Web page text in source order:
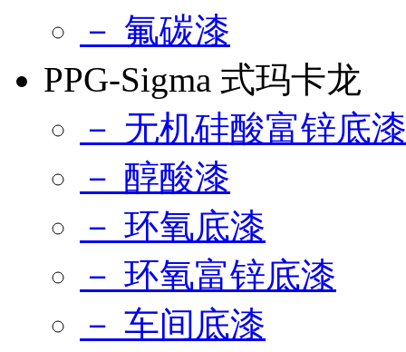
－ 氟碳漆
PPG-Sigma 式玛卡龙
－ 无机硅酸富锌底漆
－ 醇酸漆
－ 环氧底漆
－ 环氧富锌底漆
－ 车间底漆